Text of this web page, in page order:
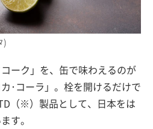
)
ーク」を、缶で味わえるのが
･コーラ」。栓を開けるだけで
（※）製品として、日本をは
す。